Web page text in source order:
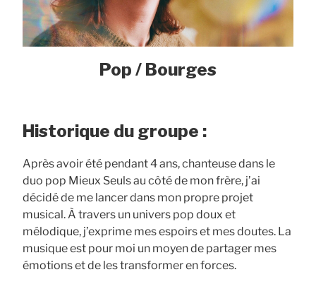
Pop / Bourges
Historique du groupe :
Après avoir été pendant 4 ans, chanteuse dans le
duo pop Mieux Seuls au côté de mon frère, j’ai
décidé de me lancer dans mon propre projet
musical. À travers un univers pop doux et
mélodique, j’exprime mes espoirs et mes doutes. La
musique est pour moi un moyen de partager mes
émotions et de les transformer en forces.